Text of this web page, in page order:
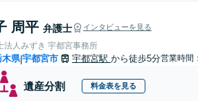
周平 弁護士 インタビューを見る
法人みずき 宇都宮事務所
木県|宇都宮市 宇都宮駅 から徒歩5分営業時間
遺産分割 料金表を見る